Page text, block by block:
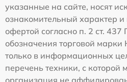
указанные на сайте, носят
ознакомительный характер
офертой согласно п. 2 ст.
обозначения торговой
только в информационных
перечень техники, с
организация не